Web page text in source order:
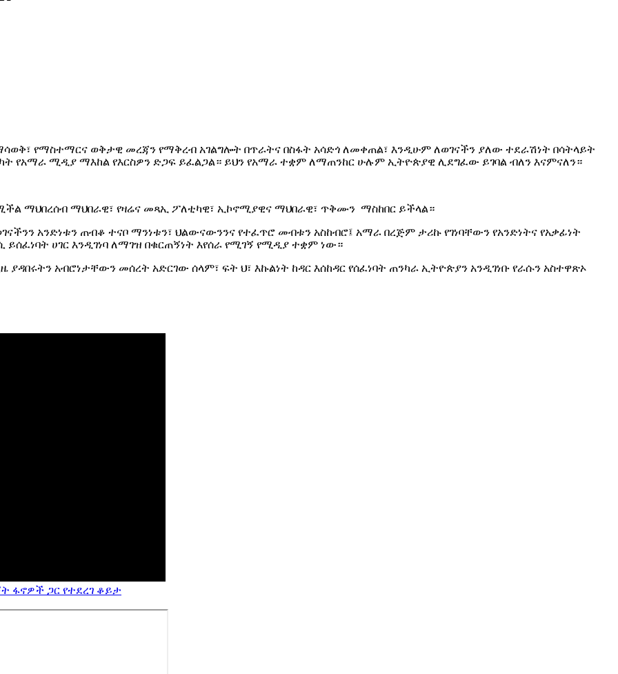
የማስተማርና ወቅታዊ መረጃን የማቅረብ አገልግሎት በጥራትና በስፋት አሳድጎ ለመቀጠል፣ እንዲሁም ለወገናችን ያለው ተደራሽነት በሳትላይት
የአማራ ሚዲያ ማእከል የእርስዎን ድጋፍ ይፈልጋል። ይህን የአማራ ተቋም ለማጠንከር ሁሉም ኢትዮጵያዊ ሊደግፈው ይገባል ብለን እናምናለን።
ማህበረሰብ ማህበራዊ፣ የዛሬና መጻኢ ፖለቲካዊ፣ ኢኮኖሚያዊና ማህበራዊ፣ ጥቅሙን ማስከበር ይችላል።
አንድነቱን ጠብቆ ተናቦ ማንነቱን፣ ህልውናውንንና የተፈጥሮ መብቱን አስከብሮ፤ አማራ በረጅም ታሪኩ የገነባቸውን የአንድነትና የአቃፊነት
ሀገር እንዲገነባ ለማገዝ በቁርጠኝነት እየሰራ የሚገኝ የሚዲያ ተቋም ነው።
አብሮነታቸውን መሰረት አድርገው ሰላም፣ ፍት ህ፣ እኩልነት ከዳር እሰከዳር የሰፈነባት ጠንካራ ኢትዮጵያን አንዲገነቡ የራሱን አስተዋጽኦ
ፋኖዎች ጋር የተደረገ ቆይታ